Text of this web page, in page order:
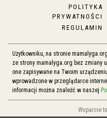
POLITYKA
PRYWATNOŚCI
REGULAMIN
Użytkowniku, na stronie
ze strony mamalyga.org bez zmiany
one zapisywane na Twoim
wprowadzone w przeglądarce
informacji można znaleźć w naszej
Wsparcie